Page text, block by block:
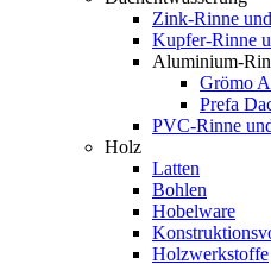
Zink-Rinne
Kupfer-Rinne
Aluminium-
Grömo
Prefa
PVC-Rinne
Holz
Latten
Bohlen
Hobelware
Holzwerkstoffe